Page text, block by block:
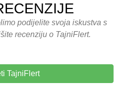
podijelite svoja iskustva s
recenziju o TajniFlert.
TajniFlert